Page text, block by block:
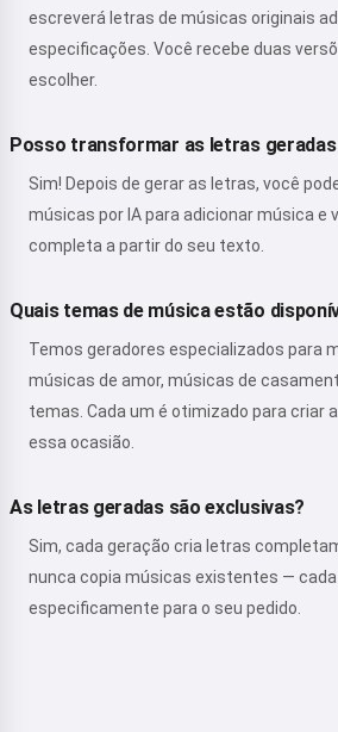
escreverá letras de músicas originais
especificações. Você recebe duas
escolher.
Posso transformar as letras geradas
Sim! Depois de gerar as letras, você
músicas por IA para adicionar música e
completa a partir do seu texto.
Quais temas de música estão
Temos geradores especializados para
músicas de amor, músicas de
temas. Cada um é otimizado para criar
essa ocasião.
As letras geradas são exclusivas?
Sim, cada geração cria letras
nunca copia músicas existentes —
especificamente para o seu pedido.